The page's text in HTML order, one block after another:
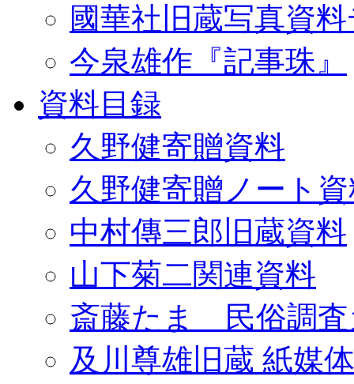
國華社旧蔵写真資
今泉雄作『記事珠』
資料目録
久野健寄贈資料
久野健寄贈ノート
中村傳三郎旧蔵資料
山下菊二関連資料
斎藤たま 民俗調査
及川尊雄旧蔵 紙媒